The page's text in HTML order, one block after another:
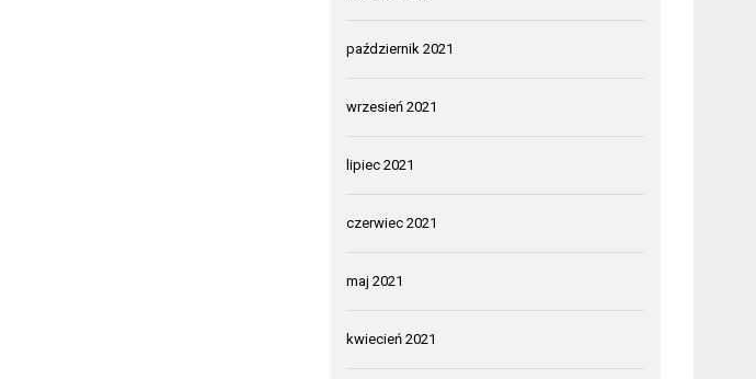
październik 2021
wrzesień 2021
lipiec 2021
czerwiec 2021
maj 2021
kwiecień 2021